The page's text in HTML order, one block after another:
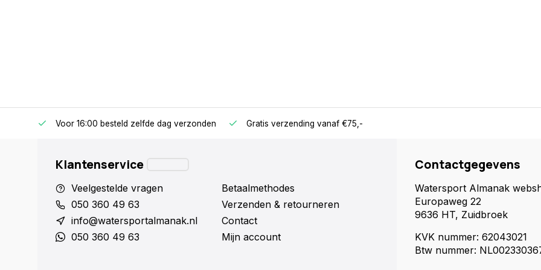
Voor 16:00 besteld zelfde dag verzonden Gratis verzending vanaf €75,-
Klantenservice
Veelgestelde vragen
050 360 49 63
info@watersportalmanak.nl
050 360 49 63
Betaalmethodes
Verzenden & retourneren
Contact
Mijn account
Contactgegevens
Watersport Almanak
Europaweg 22
9636 HT, Zuidbroek
KVK nummer: 62043021
Btw nummer: